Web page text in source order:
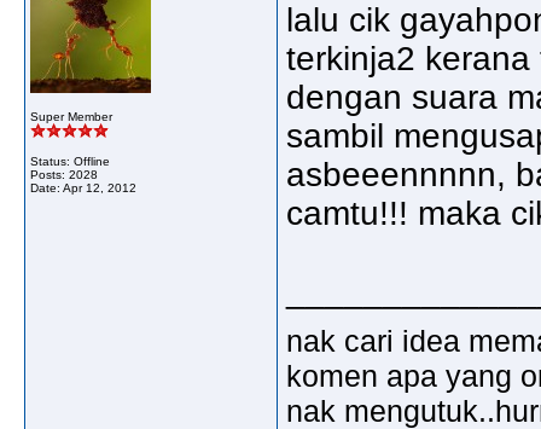
Super Member
Status: Offline
Posts: 2028
Date: Apr 12, 2012
lalu cik
terkinja2
dengan suara
sambil
asbeeennnnn,
camtu!!! maka
nak cari idea
komen apa yang
nak